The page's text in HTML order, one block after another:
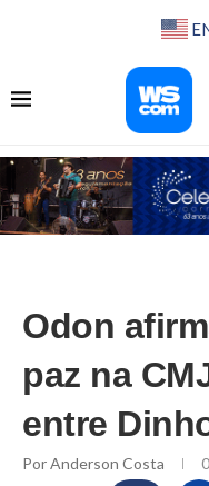
Odon
paz na
entre
PorAnderson Costa